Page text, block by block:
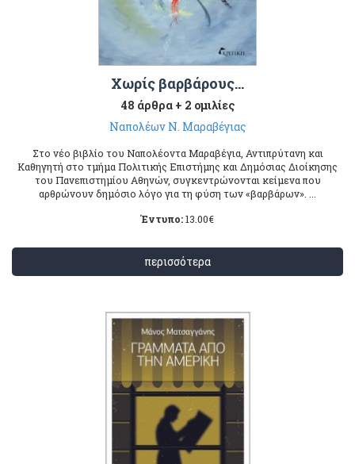
Χωρίς βαρβάρους…
48 άρθρα + 2 ομιλίες
Ναπολέων Ν. Μαραβέγιας
Στο νέο βιβλίο του Ναπολέοντα Μαραβέγια, Αντιπρύτανη και
Καθηγητή στο τμήμα Πολιτικής Επιστήμης και Δημόσιας Διοίκησης
του Πανεπιστημίου Αθηνών, συγκεντρώνονται κείμενα που
αρθρώνουν δημόσιο λόγο για τη φύση των «βαρβάρων». ...
Έντυπο:13.00€
περισσότερα